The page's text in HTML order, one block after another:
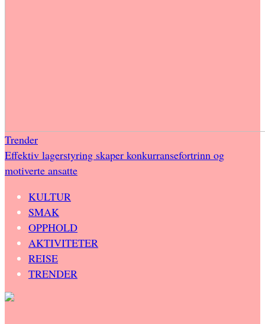
Trender
Effektiv lagerstyring skaper konkurransefortrinn og
motiverte ansatte
KULTUR
SMAK
OPPHOLD
AKTIVITETER
REISE
TRENDER